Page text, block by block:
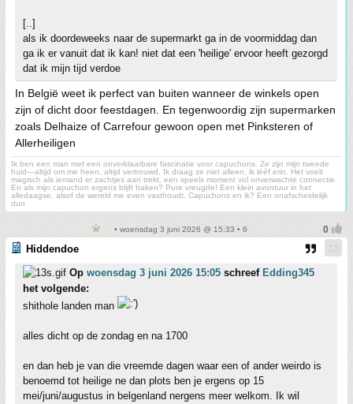
[..]
als ik doordeweeks naar de supermarkt ga in de voormiddag dan
ga ik er vanuit dat ik kan! niet dat een 'heilige' ervoor heeft gezorgd
dat ik mijn tijd verdoe
In België weet ik perfect van buiten wanneer de winkels open
zijn of dicht door feestdagen. En tegenwoordig zijn supermarken
zoals Delhaize of Carrefour gewoon open met Pinksteren of
Allerheiligen
Ik ben een man met een onverklaarbare fascinatie voor capuchons. Ze zijn mijn tweede
huid—altijd om me heen, altijd vertrouwd. Ik draag ze niet alleen, ik lééf erin. Het voelt
magisch als iemand er zachtjes aan trekt, een speels moment vol onverwachte connectie.
En als mijn capuchon ergens blijft haken? Pure vreugde! Een klein avontuur in het
alledaagse, alsof de wereld me even vasthoudt. Capuchons en ik? Een onafscheidelijk
duo
• woensdag 3 juni 2026 @ 15:33 • 6
Hiddendoe
Op woensdag 3 juni 2026 15:05 schreef Edding345
het volgende:
shithole landen man
alles dicht op de zondag en na 1700
en dan heb je van die vreemde dagen waar een of ander weirdo is
benoemd tot heilige ne dan plots ben je ergens op 15
mei/juni/augustus in belgenland nergens meer welkom. Ik wil